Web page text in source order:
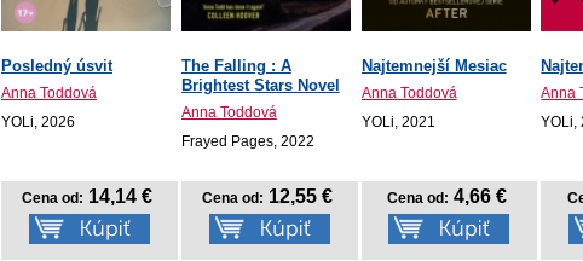
Posledný úsvit
Anna Toddová
YOLi, 2026
Cena od: 14,14 €
The Falling : A
Brightest Stars Novel
Anna Toddová
Frayed Pages, 2022
Cena od: 12,55 €
Najtemnejší Mesiac
Anna Toddová
YOLi, 2021
Cena od: 4,66 €
Anna
YOLi,